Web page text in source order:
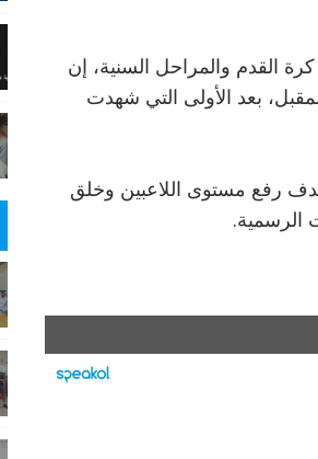
القدم والمراحل السنية، إن
بعد الأولى التي شهدت
رفع مستوى اللاعبين وخلق
الرسمية.